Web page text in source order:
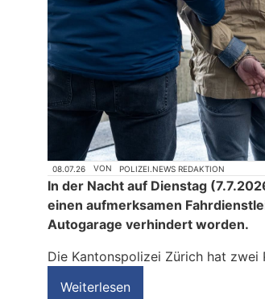
08.07.26 VON POLIZEI.NEWS REDAKTION
In der Nacht auf Dienstag
einen aufmerksamen
Autogarage verhindert worden.
Die Kantonspolizei Zürich hat zwei
Weiterlesen